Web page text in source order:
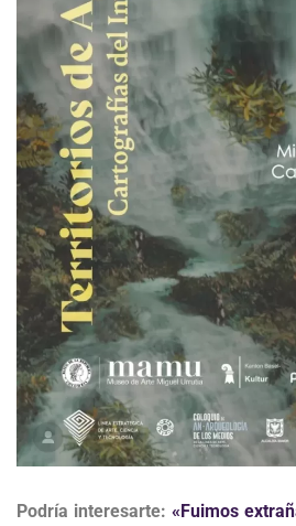
Podría interesarte: «Fuimos